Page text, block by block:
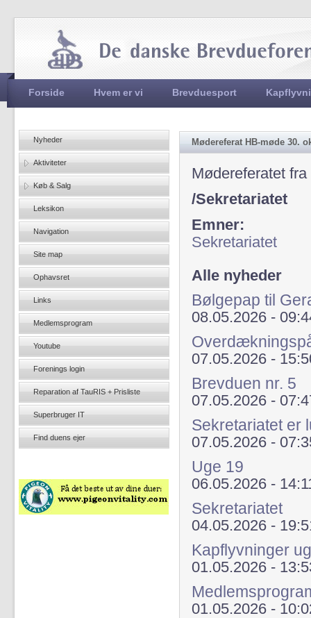
Hovedmenu
Forside Hvem er vi Brevduesport
Mødereferat HB-møde 30.
Mødereferatet
/Sekretariatet
Emner:
Sekretariatet
Alle nyheder
Bølgepap til
08.05.2026 -
07.05.2026 -
Brevduen nr. 5
07.05.2026 -
Sekretariatet er
07.05.2026 -
Uge 19
06.05.2026 -
Sekretariatet
04.05.2026 -
Kapflyvninger
01.05.2026 -
01.05.2026 -
Nyheder
Aktiviteter
Køb & Salg
Leksikon
Navigation
Site map
Ophavsret
Links
Medlemsprogram
Youtube
Forenings login
Reparation af TauRIS + Prisliste
Superbruger IT
Find duens ejer